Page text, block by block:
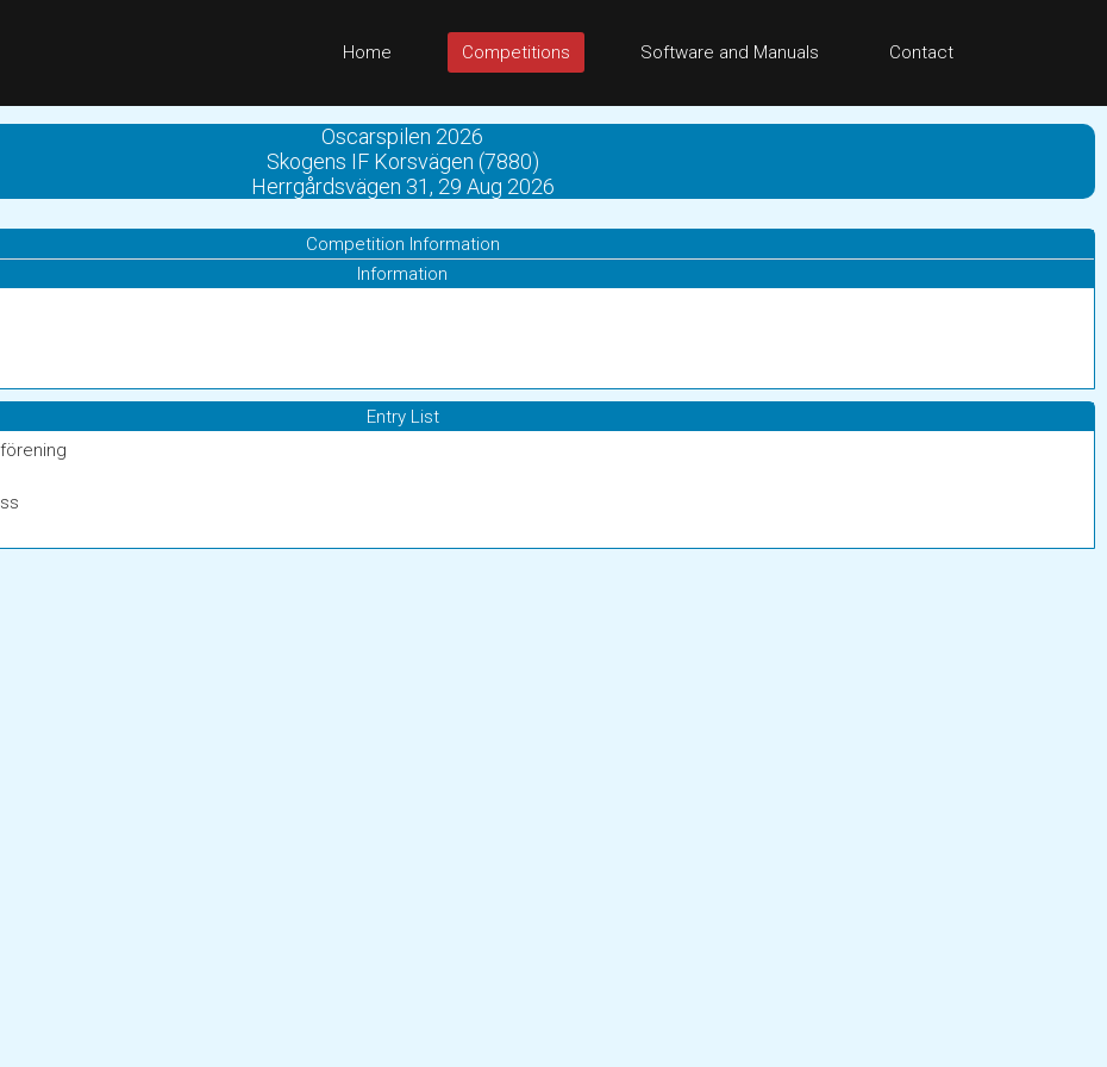
Home Competitions Software and Manuals Contact
Oscarspilen 2026
Skogens IF Korsvägen (7880)
Herrgårdsvägen 31, 29 Aug 2026
Competition Information
Information
Entry List